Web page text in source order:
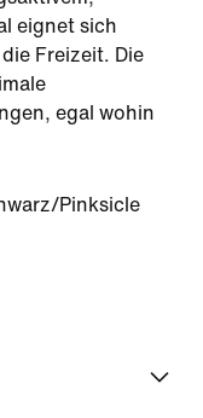
eignet sich
Freizeit. Die
egal wohin
Pinksicle